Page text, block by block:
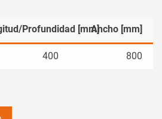
Profundidad [mm]Ancho [mm]
400 800